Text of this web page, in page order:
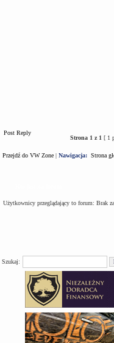
Post Reply
Strona 1 z 1 [ 1
Przejdź do VW Zone | Nawigacja: Strona
Użytkownicy przeglądający to forum: Brak
Szukaj: